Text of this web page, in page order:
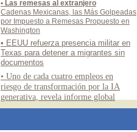
• EEUU refuerza presencia militar en
Texas para detener a migrantes sin
documentos
• Las remesas al extranjero
Cadenas Mexicanas, las Más Golpeadas
por Impuesto a Remesas Propuesto en
Washington
• Uno de cada cuatro empleos en
riesgo de transformación por la IA
generativa, revela informe global